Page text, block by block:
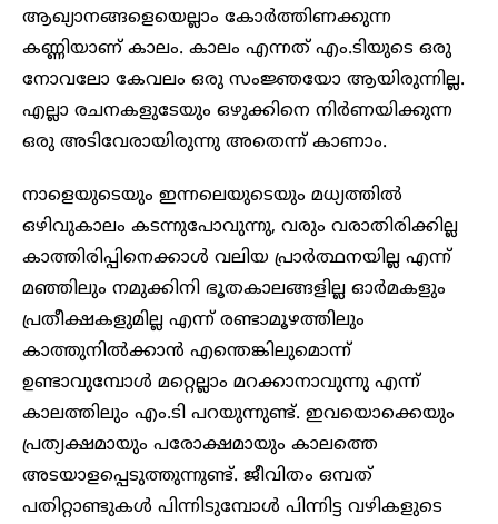
ആഖ്യാനങ്ങളെയെല്ലാം കോർത്തിണക്കുന്ന
കണ്ണിയാണ് കാലം. കാലം എന്നത് എം.ടിയുടെ ഒരു
നോവലോ കേവലം ഒരു സംജ്ഞയോ ആയിരുന്നില്ല.
എല്ലാ രചനകളുടേയും ഒഴുക്കിനെ നിർണയിക്കുന്ന
ഒരു അടിവേരായിരുന്നു അതെന്ന് കാണാം.
നാളെയുടെയും ഇന്നലെയുടെയും മധ്യത്തിൽ
ഒഴിവുകാലം കടന്നുപോവുന്നു, വരും വരാതിരിക്കില്ല
കാത്തിരിപ്പിനെക്കാൾ വലിയ പ്രാർത്ഥനയില്ല എന്ന്
മഞ്ഞിലും നമുക്കിനി ഭൂതകാലങ്ങളില്ല ഓർമകളും
പ്രതീക്ഷകളുമില്ല എന്ന് രണ്ടാമൂഴത്തിലും
കാത്തുനിൽക്കാൻ എന്തെങ്കിലുമൊന്ന്
ഉണ്ടാവുമ്പോൾ മറ്റെല്ലാം മറക്കാനാവുന്നു എന്ന്
കാലത്തിലും എം.ടി പറയുന്നുണ്ട്. ഇവയൊക്കെയും
പ്രത്യക്ഷമായും പരോക്ഷമായും കാലത്തെ
അടയാളപ്പെടുത്തുന്നുണ്ട്. ജീവിതം ഒമ്പത്
പതിറ്റാണ്ടുകൾ പിന്നിടുമ്പോൾ പിന്നിട്ട വഴികളുടെ